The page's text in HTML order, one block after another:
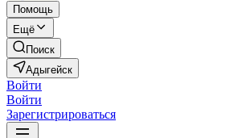
Помощь
Ещё
Поиск
Адыгейск
Войти
Войти
Зарегистрироваться